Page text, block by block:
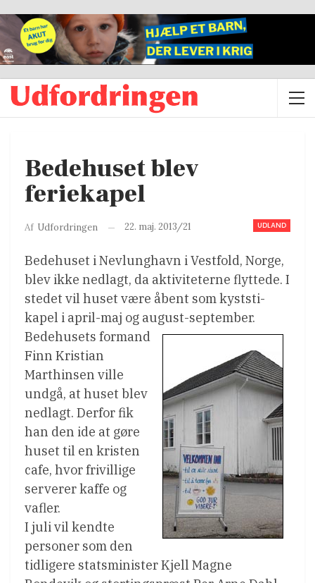
Bedehuset blev
feriekapel
UDLAND
Af Udfordringen 22. maj. 2013/21
Bedehuset i Nevlunghavn i Vestfold, Norge,
blev ikke nedlagt, da aktiviteterne flyttede. I
stedet vil huset være åbent som kyststi-
kapel i april-maj og august-september.
Bedehusets formand
Finn Kristian
Marthinsen ville
undgå, at huset blev
nedlagt. Derfor fik
han den ide at gøre
huset til en kristen
cafe, hvor frivillige
serverer kaffe og
vafler.
I juli vil kendte
personer som den
tidligere statsminister Kjell Magne